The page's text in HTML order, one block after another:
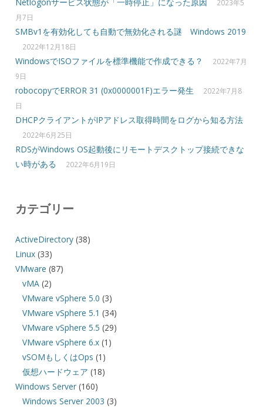
Netlogonサービス状態が「一時停止」になった原因
2023年5
月7日
SMBv1を有効化しても自動で無効化される謎 Windows 2019
2022年12月18日
WindowsでISOファイルを標準機能で作成できる？
2022年7月
9日
robocopyでERROR 31 (0x0000001F)エラー発生
2022年7月8
日
DHCPクライアントがIPアドレス取得時間をログから知る方法
2022年6月25日
RDSがWindows OS起動後にリモートデスクトップ接続できな
い時がある
2022年6月19日
カテゴリー
ActiveDirectory(38)
Linux(33)
VMware (87)
vMA (2)
VMware vSphere 5.0 (3)
VMware vSphere 5.1 (34)
VMware vSphere 5.5 (29)
VMware vSphere 6.x (1)
vSOMもしくはOps (1)
仮想ハードウェア (18)
Windows Server(160)
Windows Server 2003 (3)